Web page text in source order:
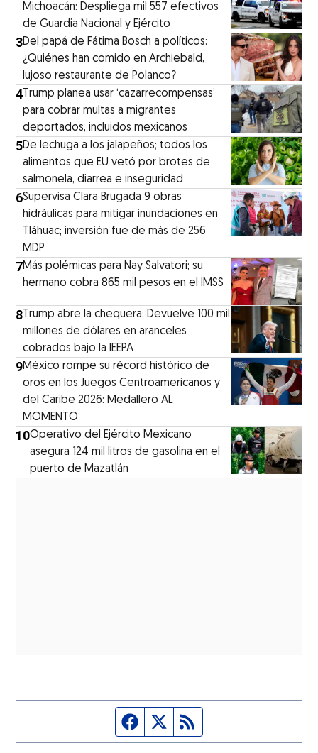
Michoacán: Despliega mil 557 efectivos
de Guardia Nacional y Ejército
3⁠Del papá de Fátima Bosch a políticos:
¿Quiénes han comido en Archiebald,
lujoso restaurante de Polanco?
4 Trump planea usar ‘cazarrecompensas’
para cobrar multas a migrantes
deportados, incluidos mexicanos
5De lechuga a los jalapeños; todos los
alimentos que EU vetó por brotes de
salmonela, diarrea e inseguridad
6Supervisa Clara Brugada 9 obras
hidráulicas para mitigar inundaciones en
Tláhuac; inversión fue de más de 256
MDP
7Más polémicas para Nay Salvatori; su
hermano cobra 865 mil pesos en el IMSS
8 Trump abre la chequera: Devuelve 100 mil
millones de dólares en aranceles
cobrados bajo la IEEPA
9México rompe su récord histórico de
oros en los Juegos Centroamericanos y
del Caribe 2026: Medallero AL
MOMENTO
10Operativo del Ejército Mexicano
asegura 124 mil litros de gasolina en el
puerto de Mazatlán
Página de Facebook
Fuente Twitter